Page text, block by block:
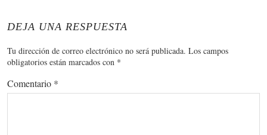
DEJA UNA RESPUESTA
Tu dirección de correo electrónico no será publicada. Los campos
obligatorios están marcados con *
Comentario *